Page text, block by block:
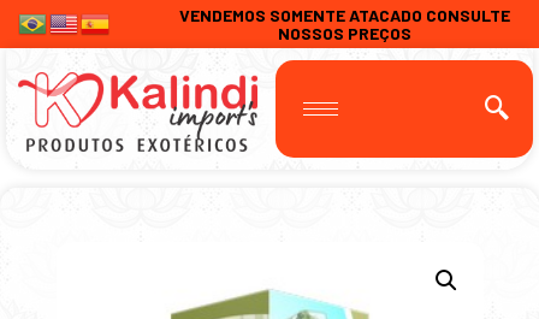
VENDEMOS SOMENTE ATACADO CONSULTE
NOSSOS PREÇOS